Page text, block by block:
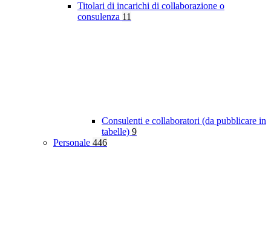
Titolari di incarichi di collaborazione o
consulenza 11
Consulenti e collaboratori (da pubblicare in
tabelle) 9
Personale 446